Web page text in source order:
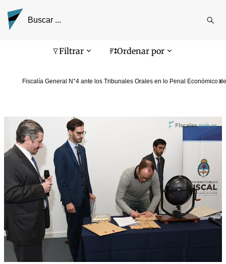
Filtrar Ordenar por
Fiscalía General N°4 ante los Tribunales Orales en lo Penal Económico
Pantalla de búsqueda